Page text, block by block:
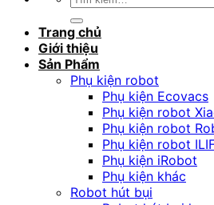
Trang chủ
Giới thiệu
Sản Phẩm
Phụ kiện robot
Phụ kiện Ecovacs
Phụ kiện robot
Phụ kiện robot
Phụ kiện robot
Phụ kiện iRobot
Phụ kiện khác
Robot hút bụi